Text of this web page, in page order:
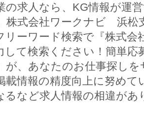
の求人なら、KG情報が運
株式会社ワークナビ 浜松
リーワード検索で『株式
して検索ください！簡単応
が、あなたのお仕事探し
載情報の精度向上に努めて
るなど求人情報の相違が